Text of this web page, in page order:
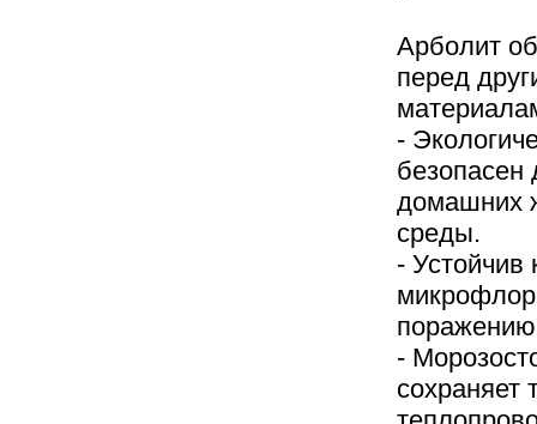
Арболит
перед
-
домашних
среды.
- Устойчив
-
сохраняет